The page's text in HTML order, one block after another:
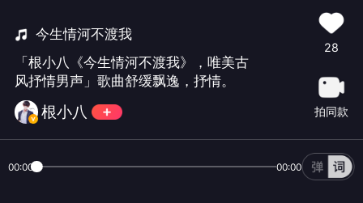
今生情河不渡我
「根小八《今生情河不渡我》，唯美古
风抒情男声」歌曲舒缓飘逸，抒情。
根小八
28
拍同款
00:00 00:00